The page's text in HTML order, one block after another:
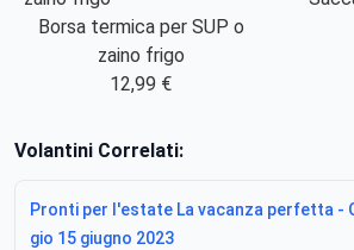
Borsa termica per SUP o
zaino frigo
12,99 €
Volantini Correlati:
Pronti per l'estate La vacanza perfetta -
gio 15 giugno 2023